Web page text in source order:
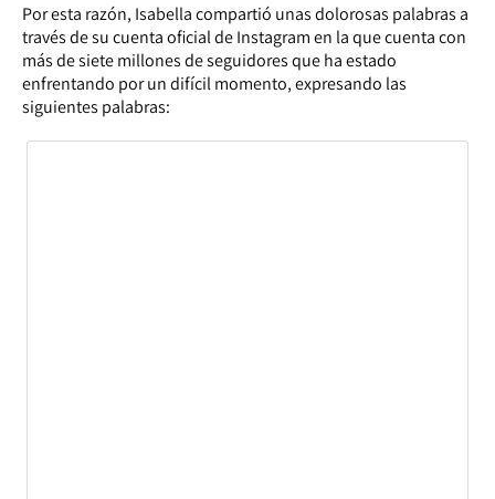
Por esta razón, Isabella compartió unas dolorosas palabras a
través de su cuenta oficial de Instagram en la que cuenta con
más de siete millones de seguidores que ha estado
enfrentando por un difícil momento, expresando las
siguientes palabras: